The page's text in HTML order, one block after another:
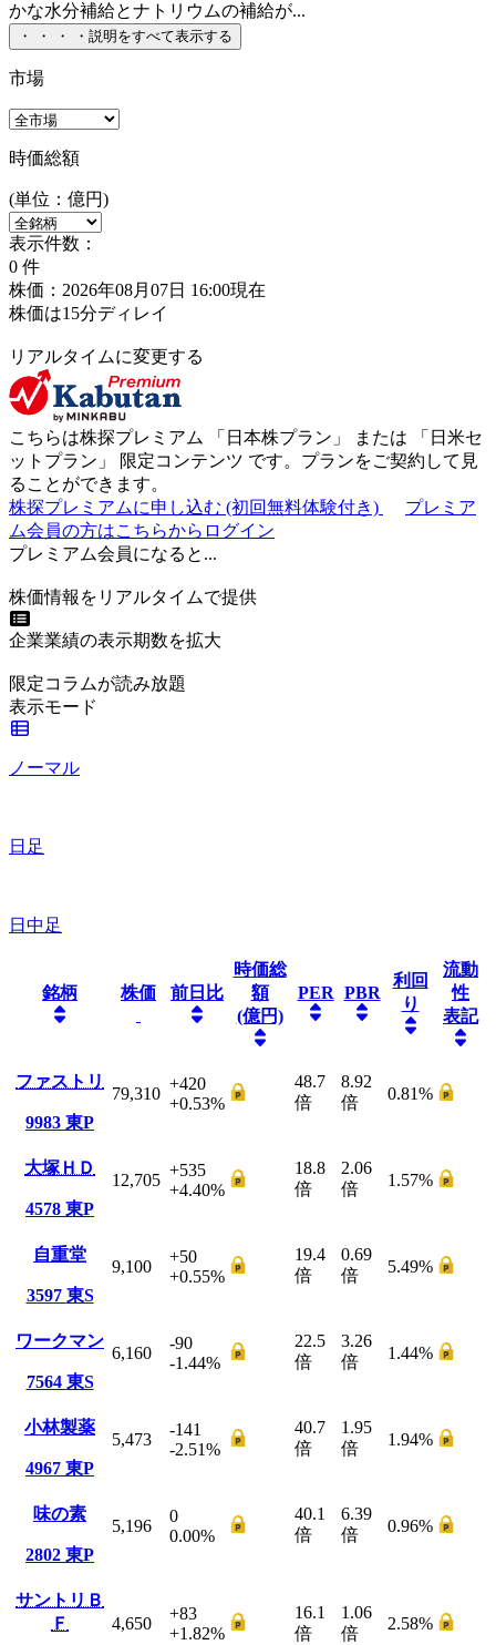
かな水分補給とナトリウムの補給が...
・ ・ ・ ・ 説明をすべて表示する
市場
時価総額
(単位：億円)
表示件数：
0 件
株価：2026年08月07日 16:00現在
株価は15分ディレイ
リアルタイムに変更する
こちらは株探プレミアム 「 日本株プラン 」 または 「 日米セ
ットプラン 」 限定コンテンツ です。プランをご契約して見
ることができます。
株探プレミアムに申し込む (初回無料体験付き)
プレミア
ム会員の方はこちらからログイン
プレミアム会員になると...
株価情報をリアルタイムで提供
企業業績の表示期数を拡大
限定コラムが読み放題
表示モード
ノーマル
日足
日中足
銘柄 株価 前日比
時価総
額
(億円)
PER PBR
利回
り
流動
性
表記
ファストリ
9983 東P
79,310
+420
+0.53%
48.7
倍
8.92
倍
0.81%
大塚ＨＤ
4578 東P
12,705
+535
+4.40%
18.8
倍
2.06
倍
1.57%
自重堂
3597 東S
9,100
+50
+0.55%
19.4
倍
0.69
倍
5.49%
ワークマン
7564 東S
6,160
-90
-1.44%
22.5
倍
3.26
倍
1.44%
小林製薬
4967 東P
5,473
-141
-2.51%
40.7
倍
1.95
倍
1.94%
味の素
2802 東P
5,196
0
0.00%
40.1
倍
6.39
倍
0.96%
サントリＢ
Ｆ
4,650
+83
+1.82%
16.1
倍
1.06
倍
2.58%